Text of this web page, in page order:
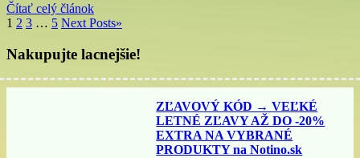
Čítať celý článok
1 2 3 … 5 Next Posts»
Nakupujte lacnejšie!
ZĽAVOVÝ KÓD → VEĽKÉ
LETNÉ ZĽAVY AŽ DO -20%
EXTRA NA VYBRANÉ
PRODUKTY na Notino.sk